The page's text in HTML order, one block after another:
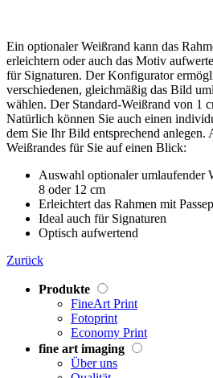
Ein optionaler Weißrand kann das
erleichtern oder auch das Motiv
für Signaturen. Der Konfigurator
verschiedenen, gleichmäßig das Bild
wählen. Der Standard-Weißrand von 1
Natürlich können Sie auch einen
dem Sie Ihr Bild entsprechend anlegen.
Weißrandes für Sie auf einen Blick:
Auswahl optionaler umlaufender
8 oder 12 cm
Erleichtert das Rahmen mit
Ideal auch für Signaturen
Optisch aufwertend
Zurück
Produkte
FineArt Print
Fotoprint
Economy Print
fine art imaging
Über uns